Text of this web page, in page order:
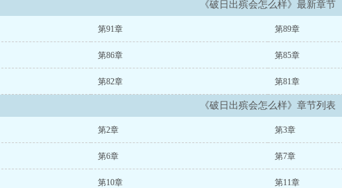
《破日出殡会怎么样》最新章节
第91章 第89章
第86章 第85章
第82章 第81章
《破日出殡会怎么样》章节列表
第2章 第3章
第6章 第7章
第10章 第11章